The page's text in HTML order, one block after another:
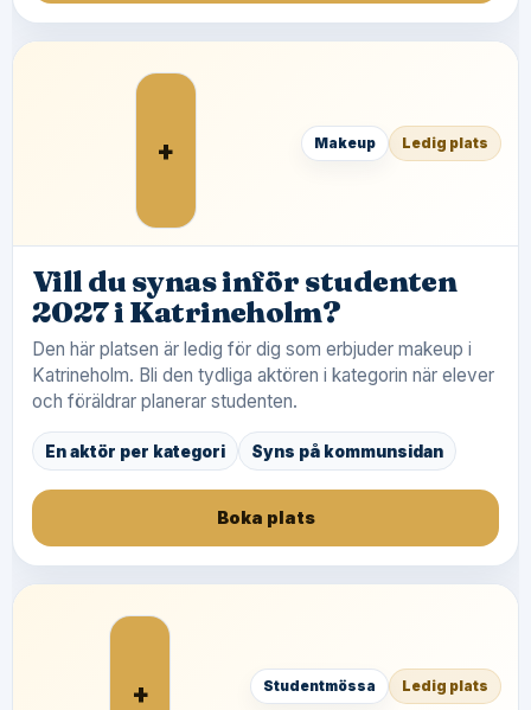
+ Makeup Ledig plats
Vill du synas inför studenten
2027 i Katrineholm?
Den här platsen är ledig för dig som erbjuder makeup i
Katrineholm. Bli den tydliga aktören i kategorin när elever
och föräldrar planerar studenten.
En aktör per kategori Syns på kommunsidan
Boka plats
+ Studentmössa Ledig plats